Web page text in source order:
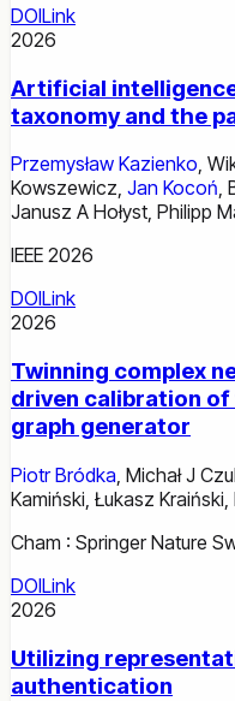
DOILink
2026
Artificial
taxonomy and the
Przemysław Kazienko,
Kowszewicz, Jan Kocoń,
Janusz A Hołyst, Philipp
IEEE 2026
DOILink
2026
Twinning complex
driven calibration
graph generator
Piotr Bródka Michał J
Kamiński Łukasz Kraiński
Cham : Springer Nature
DOILink
2026
Utilizing
authentication